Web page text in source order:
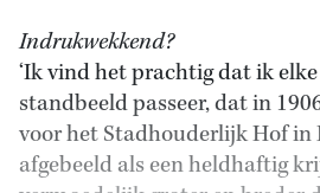
Indrukwekkend?
‘Ik vind het prachtig dat ik
standbeeld passeer, dat in
voor het Stadhouderlijk Hof in
afgebeeld als een heldhaftig